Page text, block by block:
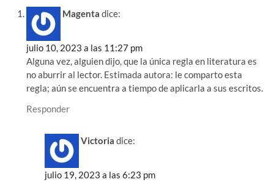
Magenta dice:
julio 10, 2023 a las 11:27 pm
Alguna vez, alguien dijo, que la única regla en literatura es
no aburrir al lector. Estimada autora: le comparto esta
regla; aún se encuentra a tiempo de aplicarla a sus escritos.
Responder
Victoria dice:
julio 19, 2023 a las 6:23 pm